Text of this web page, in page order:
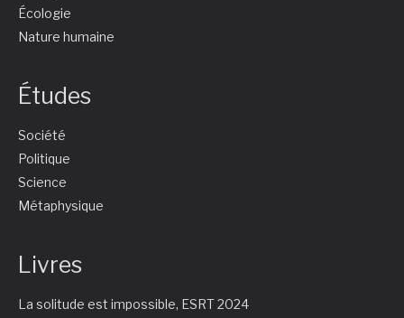
Écologie
Nature humaine
Études
Société
Politique
Science
Métaphysique
Livres
La solitude est impossible, ESRT 2024